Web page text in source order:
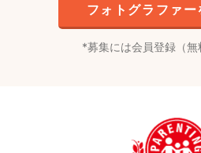
フォトグラファー
募集には会員登録（